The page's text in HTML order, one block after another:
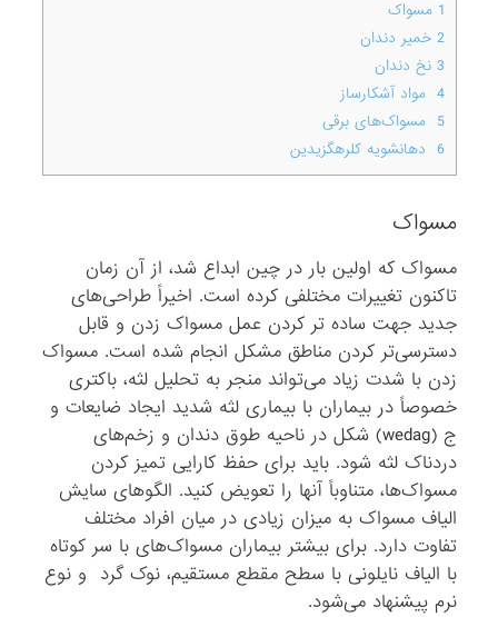
1 مسواک
2 خمیر دندان
3 نخ دندان
4 مواد آشکارساز
5 مسواک‌های برقی
6 دهانشویه کلرهگزیدین
مسواک
مسواک که اولین بار در چین ابداع شد، از آن زمان
تاکنون تغییرات مختلفی کرده است. اخیراً طراحی‌های
جدید جهت ساده تر کردن عمل مسواک زدن و قابل
دسترسی‌تر کردن مناطق مشکل انجام شده ‌است. مسواک
زدن با شدت زیاد می‌تواند منجر به تحلیل لثه، باکتری
خصوصاً در بیماران با بیماری لثه شدید ایجاد ضایعات و
ج (wedag) شکل در ناحیه طوق دندان و زخم‌های
دردناک لثه شود. باید برای حفظ کارایی تمیز کردن
مسواک‌ها، متناوباً آنها را تعویض کنید. الگوهای سایش
الیاف مسواک به میزان زیادی در میان افراد مختلف
تفاوت دارد. برای بیشتر بیماران مسواک‌های با سر کوتاه
با الیاف نایلونی با سطح مقطع مستقیم، نوک گرد و نوع
نرم پیشنهاد می‌شود.